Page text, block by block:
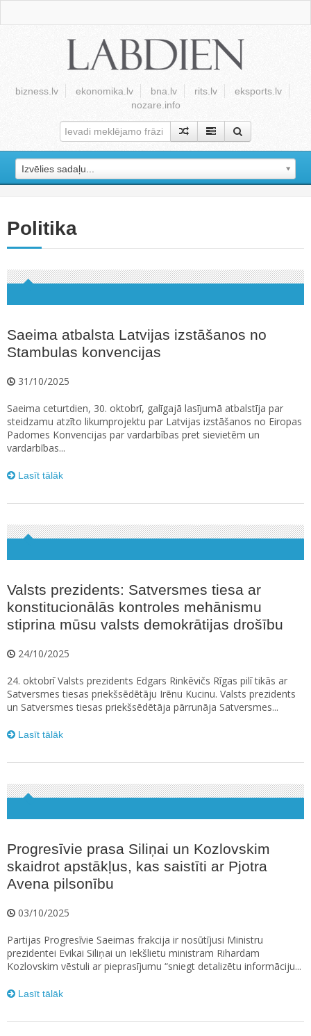
bizness.lv ekonomika.lv bna.lv rits.lv
eksports.lv
nozare.info
Izvēlies sadaļu...
Politika
Saeima atbalsta Latvijas izstāšanos no
Stambulas konvencijas
31/10/2025
Saeima ceturtdien, 30. oktobrī, galīgajā lasījumā atbalstīja par
steidzamu atzīto likumprojektu par Latvijas izstāšanos no Eiropas
Padomes Konvencijas par vardarbības pret sievietēm un
vardarbības...
Lasīt tālāk
Valsts prezidents: Satversmes tiesa ar
konstitucionālās kontroles mehānismu
stiprina mūsu valsts demokrātijas drošību
24/10/2025
24. oktobrī Valsts prezidents Edgars Rinkēvičs Rīgas pilī tikās ar
Satversmes tiesas priekšsēdētāju Irēnu Kucinu. Valsts prezidents
un Satversmes tiesas priekšsēdētāja pārrunāja Satversmes...
Lasīt tālāk
Progresīvie prasa Siliņai un Kozlovskim
skaidrot apstākļus, kas saistīti ar Pjotra
Avena pilsonību
03/10/2025
Partijas Progresīvie Saeimas frakcija ir nosūtījusi Ministru
prezidentei Evikai Siliņai un Iekšlietu ministram Rihardam
Kozlovskim vēstuli ar pieprasījumu “sniegt detalizētu informāciju...
Lasīt tālāk